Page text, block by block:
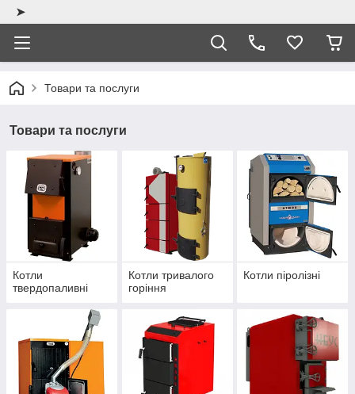
➤
Товари та послуги
Товари та послуги
Котли
твердопаливні
Котли тривалого
горіння
Котли піролізні